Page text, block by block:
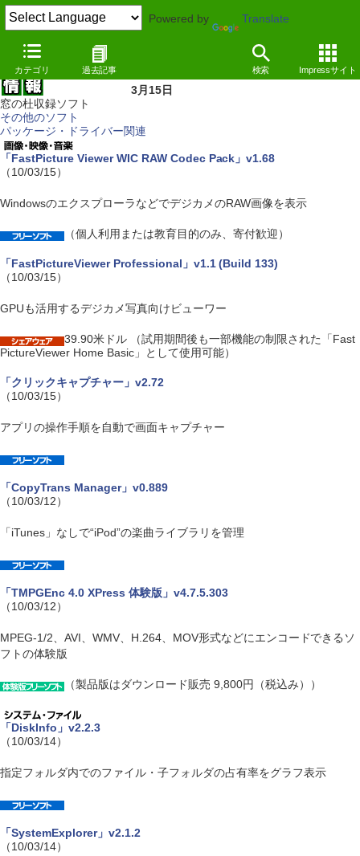
Powered by Translate
カテゴリ 過去記事 検索 Impressサイト
3月15日
窓の杜収録ソフト
その他のソフト
パッケージ・ドライバー関連
「FastPicture Viewer WIC RAW Codec Pack」v1.68
（10/03/15）
WindowsのエクスプローラなどでデジカメのRAW画像を表示
（個人利用または教育目的のみ、寄付歓迎）
「FastPictureViewer Professional」v1.1 (Build 133)
（10/03/15）
GPUも活用するデジカメ写真向けビューワー
39.90米ドル （試用期間後も一部機能の制限された「Fast
PictureViewer Home Basic」として使用可能）
「クリックキャプチャー」v2.72
（10/03/15）
アプリの操作手順を自動で画面キャプチャー
「CopyTrans Manager」v0.889
（10/03/12）
「iTunes」なしで“iPod”の楽曲ライブラリを管理
「TMPGEnc 4.0 XPress 体験版」v4.7.5.303
（10/03/12）
MPEG-1/2、AVI、WMV、H.264、MOV形式などにエンコードできるソ
フトの体験版
（製品版はダウンロード販売 9,800円（税込み））
「DiskInfo」v2.2.3
（10/03/14）
指定フォルダ内でのファイル・子フォルダの占有率をグラフ表示
「SystemExplorer」v2.1.2
（10/03/14）